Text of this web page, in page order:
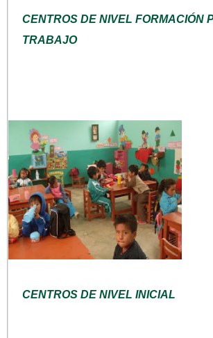
CENTROS DE NIVEL FORMACIÓN
TRABAJO
CENTROS DE NIVEL INICIAL